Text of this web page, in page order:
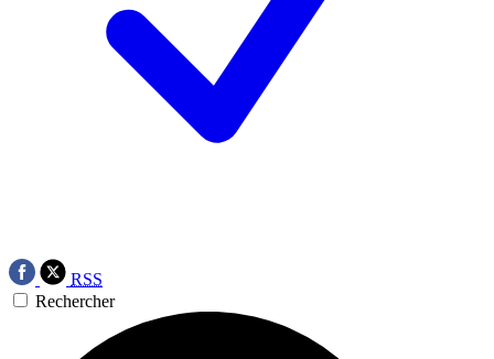
RSS
Rechercher